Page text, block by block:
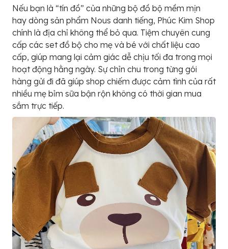
Nếu bạn là “tín đồ” của những bộ đồ bộ mềm mịn
hay dòng sản phẩm Nous danh tiếng, Phúc Kim Shop
chính là địa chỉ không thể bỏ qua. Tiệm chuyên cung
cấp các set đồ bộ cho mẹ và bé với chất liệu cao
cấp, giúp mang lại cảm giác dễ chịu tối đa trong mọi
hoạt động hằng ngày. Sự chỉn chu trong từng gói
hàng gửi đi đã giúp shop chiếm được cảm tình của rất
nhiều mẹ bỉm sữa bận rộn không có thời gian mua
sắm trực tiếp.